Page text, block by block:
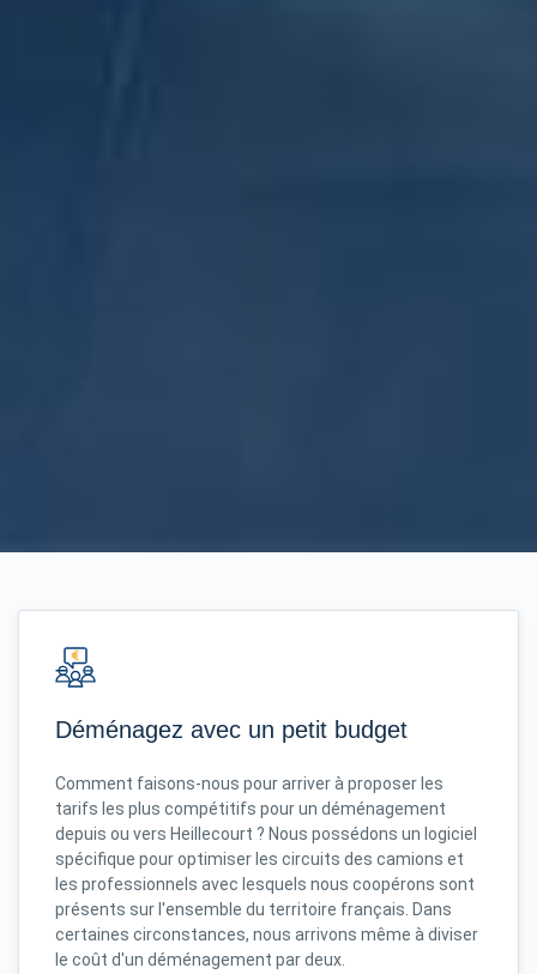
Déménagez avec un petit budget
Comment faisons-nous pour arriver à proposer les
tarifs les plus compétitifs pour un déménagement
depuis ou vers Heillecourt ? Nous possédons un logiciel
spécifique pour optimiser les circuits des camions et
les professionnels avec lesquels nous coopérons sont
présents sur l'ensemble du territoire français. Dans
certaines circonstances, nous arrivons même à diviser
le coût d'un déménagement par deux.